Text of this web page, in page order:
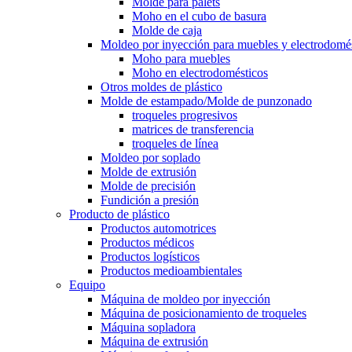
Moho en el cubo de basura
Molde de caja
Moldeo por inyección para muebles y
Moho para muebles
Moho en electrodomésticos
Otros moldes de plástico
Molde de estampado/Molde de punzonado
troqueles progresivos
matrices de transferencia
troqueles de línea
Moldeo por soplado
Molde de extrusión
Molde de precisión
Fundición a presión
Producto de plástico
Productos automotrices
Productos médicos
Productos logísticos
Productos medioambientales
Equipo
Máquina de moldeo por inyección
Máquina de posicionamiento de troqueles
Máquina sopladora
Máquina de extrusión